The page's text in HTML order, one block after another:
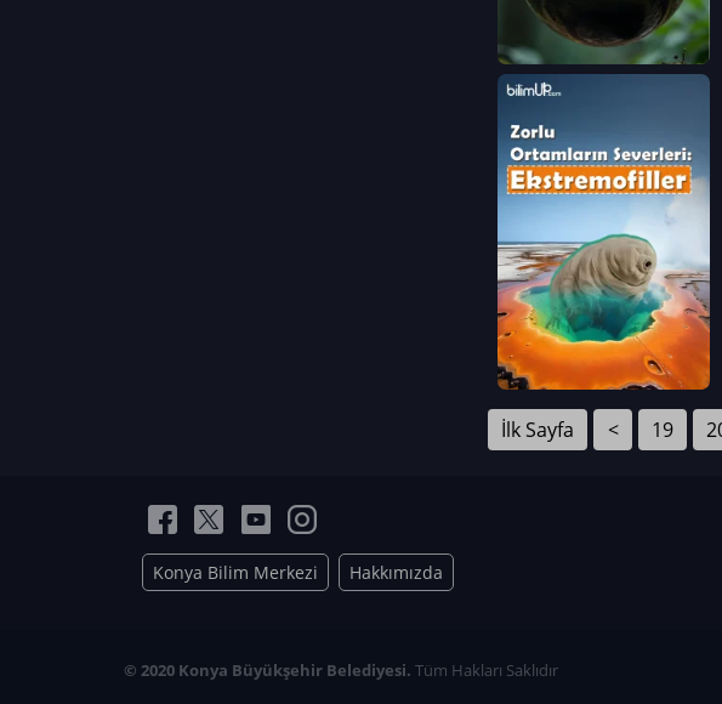
İlk Sayfa < 19
Konya Bilim Merkezi Hakkımızda
© 2020 Konya Büyükşehir Belediyesi. Tüm Hakları Saklıdır